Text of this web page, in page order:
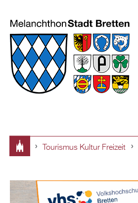
sind
Tourismus Kultur Freizeit